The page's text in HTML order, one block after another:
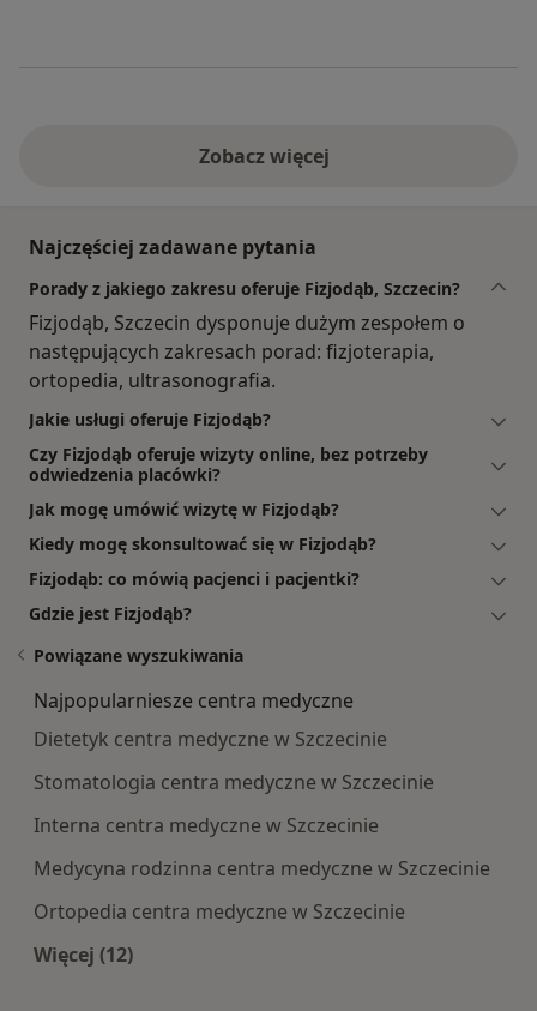
Zobacz więcej
Najczęściej zadawane pytania
Porady z jakiego zakresu oferuje Fizjodąb, Szczecin?
Fizjodąb, Szczecin dysponuje dużym zespołem o
następujących zakresach porad: fizjoterapia,
ortopedia, ultrasonografia.
Jakie usługi oferuje Fizjodąb?
Czy Fizjodąb oferuje wizyty online, bez potrzeby
odwiedzenia placówki?
Jak mogę umówić wizytę w Fizjodąb?
Kiedy mogę skonsultować się w Fizjodąb?
Fizjodąb: co mówią pacjenci i pacjentki?
Gdzie jest Fizjodąb?
Powiązane wyszukiwania
Najpopularniesze centra medyczne
Dietetyk centra medyczne w Szczecinie
Stomatologia centra medyczne w Szczecinie
Interna centra medyczne w Szczecinie
Medycyna rodzinna centra medyczne w Szczecinie
Ortopedia centra medyczne w Szczecinie
Więcej (12)